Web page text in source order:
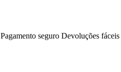
Pagamento seguro Devoluções fáceis